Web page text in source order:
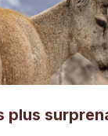
to drug.Frontiers
plus